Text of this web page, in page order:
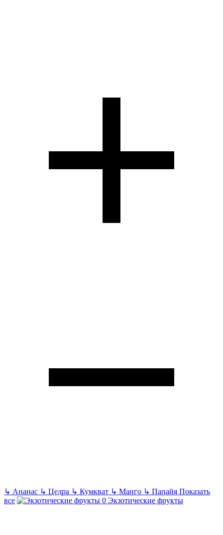
↳ Ананас ↳ Цедра ↳ Кумкват ↳ Манго ↳ Папайя Показать
все
Экзотические фрукты